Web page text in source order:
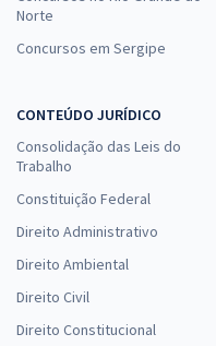
Norte
Concursos em Sergipe
CONTEÚDO JURÍDICO
Consolidação das Leis do
Trabalho
Constituição Federal
Direito Administrativo
Direito Ambiental
Direito Civil
Direito Constitucional